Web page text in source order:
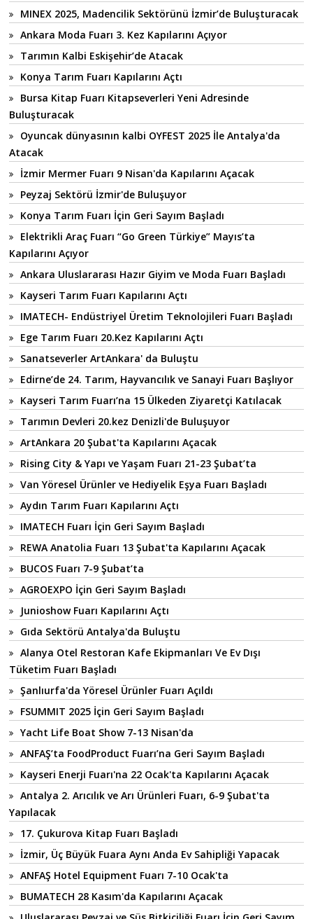
MINEX 2025, Madencilik Sektörünü İzmir’de Buluşturacak
Ankara Moda Fuarı 3. Kez Kapılarını Açıyor
Tarımın Kalbi Eskişehir’de Atacak
Konya Tarım Fuarı Kapılarını Açtı
Bursa Kitap Fuarı Kitapseverleri Yeni Adresinde
Buluşturacak
Oyuncak dünyasının kalbi OYFEST 2025 İle Antalya'da
Atacak
İzmir Mermer Fuarı 9 Nisan'da Kapılarını Açacak
Peyzaj Sektörü İzmir'de Buluşuyor
Konya Tarım Fuarı İçin Geri Sayım Başladı
Elektrikli Araç Fuarı “Go Green Türkiye” Mayıs’ta
Kapılarını Açıyor
Ankara Uluslararası Hazır Giyim ve Moda Fuarı Başladı
Kayseri Tarım Fuarı Kapılarını Açtı
IMATECH- Endüstriyel Üretim Teknolojileri Fuarı Başladı
Ege Tarım Fuarı 20.Kez Kapılarını Açtı
Sanatseverler ArtAnkara' da Buluştu
Edirne’de 24. Tarım, Hayvancılık ve Sanayi Fuarı Başlıyor
Kayseri Tarım Fuarı’na 15 Ülkeden Ziyaretçi Katılacak
Tarımın Devleri 20.kez Denizli'de Buluşuyor
ArtAnkara 20 Şubat'ta Kapılarını Açacak
Rising City & Yapı ve Yaşam Fuarı 21-23 Şubat’ta
Van Yöresel Ürünler ve Hediyelik Eşya Fuarı Başladı
Aydın Tarım Fuarı Kapılarını Açtı
IMATECH Fuarı İçin Geri Sayım Başladı
REWA Anatolia Fuarı 13 Şubat'ta Kapılarını Açacak
BUCOS Fuarı 7-9 Şubat’ta
AGROEXPO İçin Geri Sayım Başladı
Junioshow Fuarı Kapılarını Açtı
Gıda Sektörü Antalya'da Buluştu
Alanya Otel Restoran Kafe Ekipmanları Ve Ev Dışı
Tüketim Fuarı Başladı
Şanlıurfa'da Yöresel Ürünler Fuarı Açıldı
FSUMMIT 2025 İçin Geri Sayım Başladı
Yacht Life Boat Show 7-13 Nisan'da
ANFAŞ’ta FoodProduct Fuarı’na Geri Sayım Başladı
Kayseri Enerji Fuarı'na 22 Ocak'ta Kapılarını Açacak
Antalya 2. Arıcılık ve Arı Ürünleri Fuarı, 6-9 Şubat'ta
Yapılacak
17. Çukurova Kitap Fuarı Başladı
İzmir, Üç Büyük Fuara Aynı Anda Ev Sahipliği Yapacak
ANFAŞ Hotel Equipment Fuarı 7-10 Ocak'ta
BUMATECH 28 Kasım'da Kapılarını Açacak